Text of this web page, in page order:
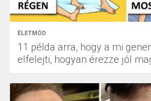
ÉLETMÓD
11 példa arra, hogy a mi
elfelejti, hogyan érezze jól